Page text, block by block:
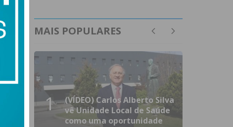
MAIS POPULARES
1
(VÍDEO) Carlos Alberto Silva
vê Unidade Local de Saúde
como uma oportunidade